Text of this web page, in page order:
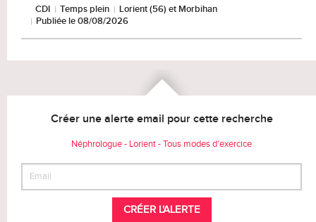
CDI Temps plein
Lorient (56) et Morbihan
Publiée le 08/08/2026
Créer une alerte email pour cette recherche
Néphrologue - Lorient - Tous modes d'exercice
CRÉER L'ALERTE